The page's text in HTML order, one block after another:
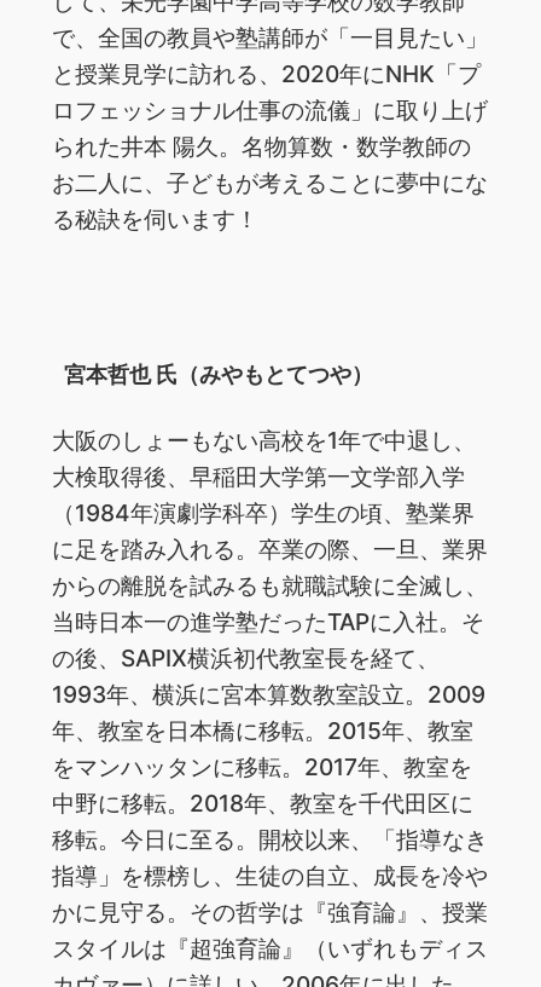
で、全国の教員や塾講師が「一目見たい」
と授業見学に訪れる、2020年にNHK「プ
ロフェッショナル仕事の流儀」に取り上げ
られた井本 陽久。名物算数・数学教師の
お二人に、子どもが考えることに夢中にな
る秘訣を伺います！
宮本哲也 氏（みやもとてつや）
大阪のしょーもない高校を1年で中退し、
大検取得後、早稲田大学第一文学部入学
（1984年演劇学科卒）学生の頃、塾業界
に足を踏み入れる。卒業の際、一旦、業界
からの離脱を試みるも就職試験に全滅し、
当時日本一の進学塾だったTAPに入社。そ
の後、SAPIX横浜初代教室長を経て、
1993年、横浜に宮本算数教室設立。2009
年、教室を日本橋に移転。2015年、教室
をマンハッタンに移転。2017年、教室を
中野に移転。2018年、教室を千代田区に
移転。今日に至る。開校以来、「指導なき
指導」を標榜し、生徒の自立、成長を冷や
かに見守る。その哲学は『強育論』、授業
スタイルは『超強育論』（いずれもディス